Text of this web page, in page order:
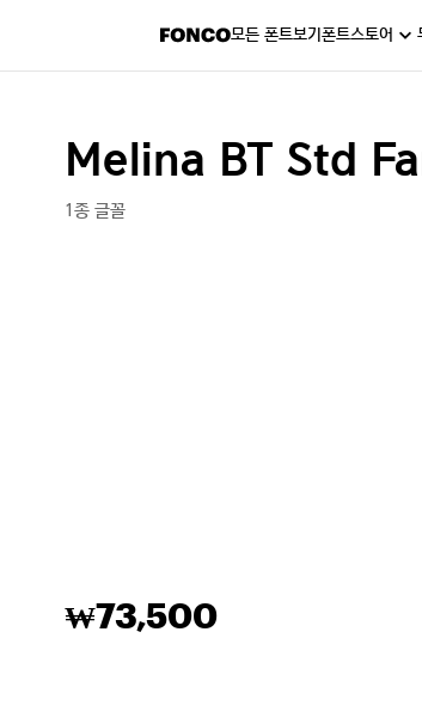
모든 폰트보기폰트스토어
Melina BT Std
1종 글꼴
₩73,500